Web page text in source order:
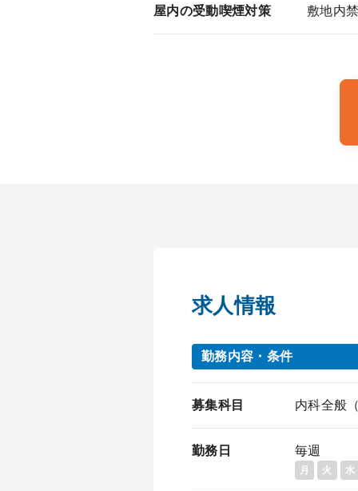
屋内の受動喫煙対策 敷地内
求人情報
勤務内容・条件
募集科目 内科全般
勤務日 毎週
月 火 水